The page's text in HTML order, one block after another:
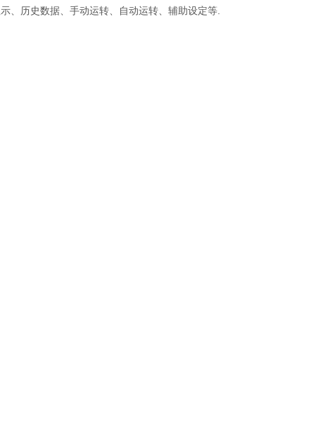
、历史数据、手动运转、自动运转、辅助设定等.